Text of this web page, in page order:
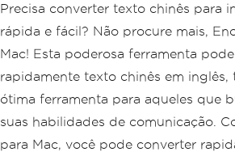
Precisa converter texto chinês para
rápida e fácil? Não procure mais,
Mac! Esta poderosa ferramenta
rapidamente texto chinês em inglês,
ótima ferramenta para aqueles que
suas habilidades de comunicação.
para Mac, você pode converter